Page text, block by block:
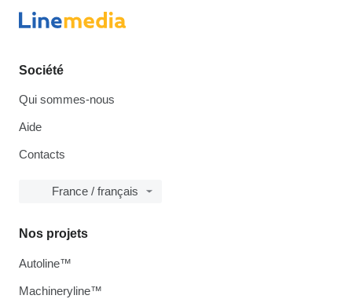
Société
Qui sommes-nous
Aide
Contacts
France / français
Nos projets
Autoline™
Machineryline™